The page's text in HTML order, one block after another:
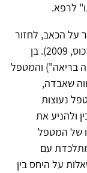
לרפא.
על הכאב, לחזור
לתפקוד ו"להמשיך הלאה" (כהן, פראשה ומרכוס, 2009). בן
בריאה") והמטפל
שאבדה,
נעוצות
ולהניע את
2003). תקוותו של המטפל
עם
על היחס בין